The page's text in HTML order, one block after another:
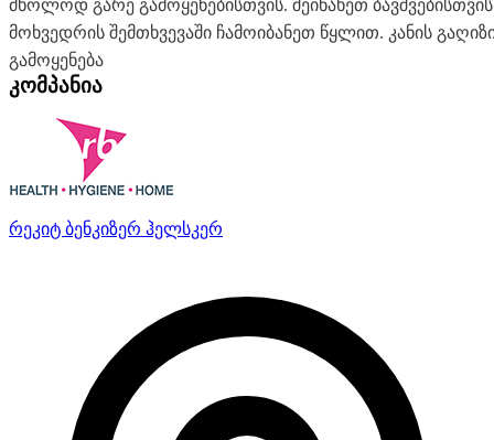
მხოლოდ გარე გამოყენებისთვის. შეინახეთ
მოხვედრის შემთხვევაში ჩამოიბანეთ წყლით. კანის
გამოყენება
კომპანია
რეკიტ ბენკიზერ ჰელსკერ